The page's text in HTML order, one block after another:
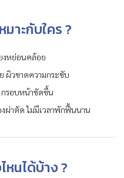
าะกับใคร ?
งหย่อนคล้อย
ผิวขาดความกระชับ
กรอบหน้าชัดขึ้น
ผ่าตัด ไม่มีเวลาพักฟื้นนาน
หนได้บ้าง ?